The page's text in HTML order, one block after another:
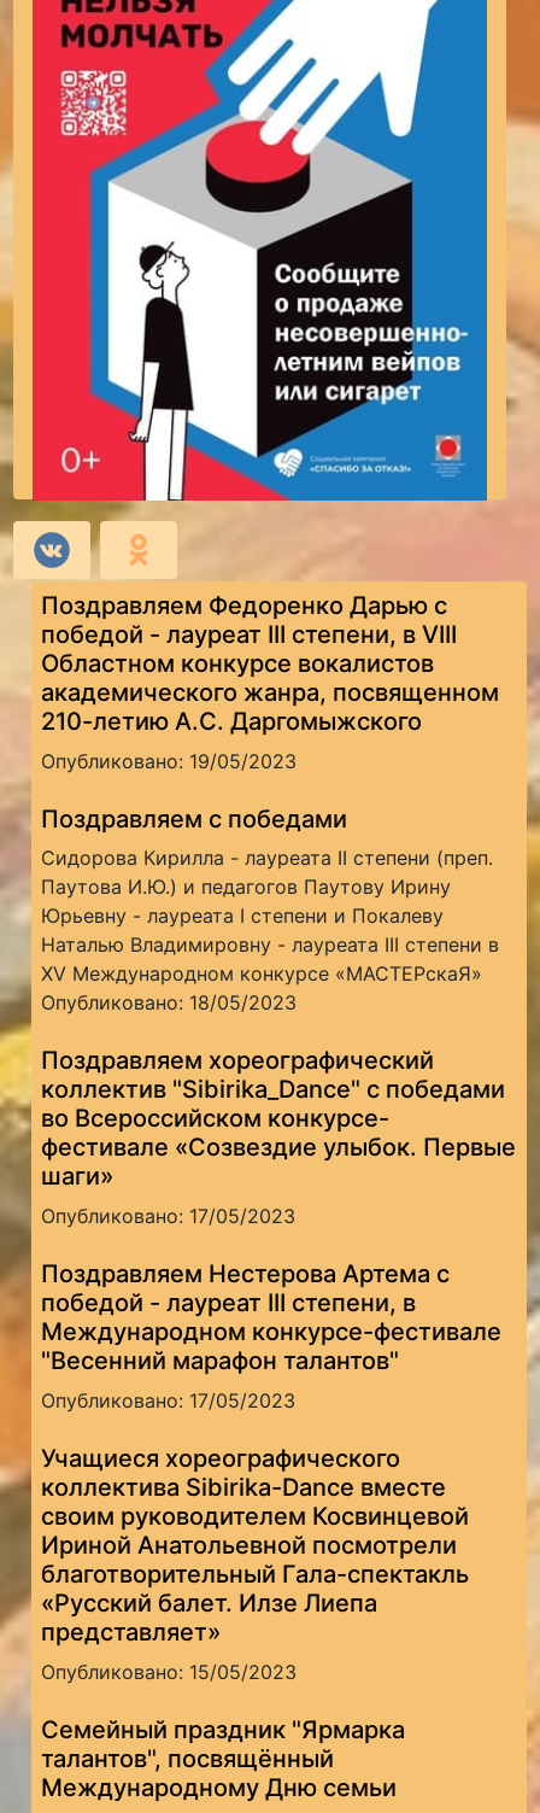
Поздравляем Федоренко Дарью с
победой - лауреат III степени, в VIII
Областном конкурсе вокалистов
академического жанра, посвященном
210-летию А.С. Даргомыжского
Опубликовано: 19/05/2023
Поздравляем с победами
Сидорова Кирилла - лауреата II степени (преп.
Паутова И.Ю.) и педагогов Паутову Ирину
Юрьевну - лауреата I степени и Покалеву
Наталью Владимировну - лауреата III степени в
ХV Международном конкурсе «МАСТЕРскаЯ»
Опубликовано: 18/05/2023
Поздравляем хореографический
коллектив "Sibirika_Dance" с победами
во Всероссийском конкурсе-
фестивале «Созвездие улыбок. Первые
шаги»
Опубликовано: 17/05/2023
Поздравляем Нестерова Артема с
победой - лауреат III степени, в
Международном конкурсе-фестивале
"Весенний марафон талантов"
Опубликовано: 17/05/2023
Учащиеся хореографического
коллектива Sibirika-Dance вместе
своим руководителем Косвинцевой
Ириной Анатольевной посмотрели
благотворительный Гала-спектакль
«Русский балет. Илзе Лиепа
представляет»
Опубликовано: 15/05/2023
Семейный праздник "Ярмарка
талантов", посвящённый
Международному Дню семьи